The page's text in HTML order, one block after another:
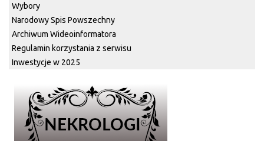
Wybory
Narodowy Spis Powszechny
Archiwum Wideoinformatora
Regulamin korzystania z serwisu
Inwestycje w 2025